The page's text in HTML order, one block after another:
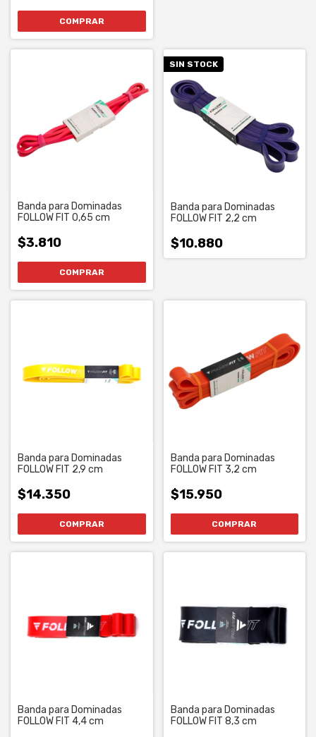
COMPRAR
Banda para Dominadas
FOLLOW FIT 0,65 cm
$3.810
SIN STOCK
Banda para Dominadas
FOLLOW FIT 2,2 cm
$10.880
Banda para Dominadas
FOLLOW FIT 2,9 cm
$14.350
Banda para Dominadas
FOLLOW FIT 3,2 cm
$15.950
Banda para Dominadas
FOLLOW FIT 4,4 cm
Banda para Dominadas
FOLLOW FIT 8,3 cm